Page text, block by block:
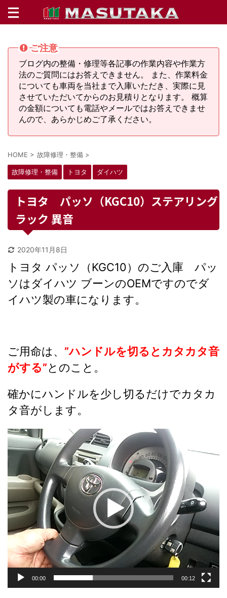
ご注意
ブログ内の整備・修理等各記事の作業内容や作業方
法のご質問にはお答えできません。 また、作業料金
についても車両を当社まで入庫いただき、実際に見
させていただいてからのお見積りとなります。 概算
の金額についても電話やメールではお答えできませ
んので、あらかじめご了承ください。
HOME > 故障修理・整備 >
故障修理・整備 トヨタ ダイハツ
トヨタ パッソ（KGC10）ステアリング
ラック 異音
2020年11月8日
トヨタ パッソ（KGC10）のご入庫 パッ
ソはダイハツ ブーンのOEMですのでダ
イハツ製の車になります。
ご用命は、 ”ハンドルを切るとカタカタ音
がする”とのこと。
確かにハンドルを少し切るだけでカタカ
タ音がします。
動
画
プ
ー
ヤ
ー
00:00 00:12